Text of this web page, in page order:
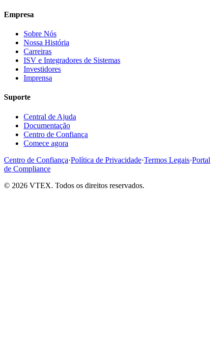
Empresa
Sobre Nós
Nossa História
Carreiras
ISV e Integradores de Sistemas
Investidores
Imprensa
Suporte
Central de Ajuda
Documentação
Centro de Confiança
Comece agora
Centro de Confiança·Política de Privacidade·Termos Legais·Portal
de Compliance
© 2026 VTEX. Todos os direitos reservados.